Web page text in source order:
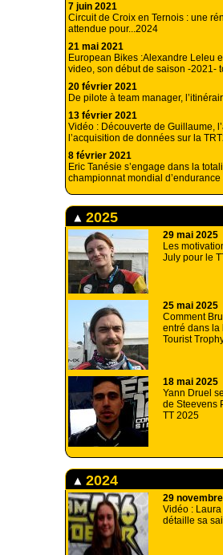
7 juin 2021
Circuit de Croix en Ternois : une
attendue pour...2024
21 mai 2021
European Bikes :Alexandre Leleu
video, son début de saison -2021-
20 février 2021
De pilote à team manager,
13 février 2021
Vidéo : Découverte de Guillaume,
l’acquisition de données sur la
8 février 2021
Eric Tanésie s’engage dans la
championnat mondial
2025
29 mai 2025
Les
July pour le
25 mai 2025
Comment
entré dans la
Tourist
18 mai 2025
Yann Druel
de Steevens
TT 2025
2024
29
Vidéo : Laura
détaille sa